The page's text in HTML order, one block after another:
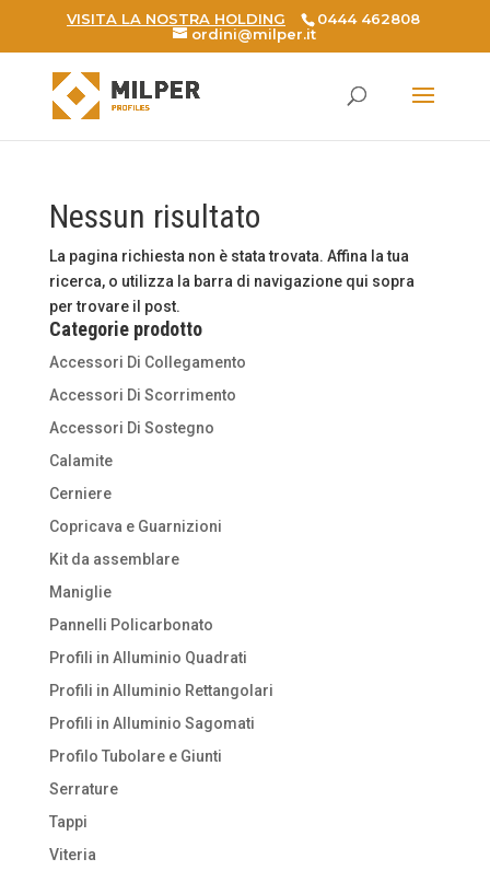
VISITA LA NOSTRA HOLDING
0444 462808
ordini@milper.it
Products
search
Nessun risultato
La pagina richiesta non è stata trovata. Affina la tua
ricerca, o utilizza la barra di navigazione qui sopra
per trovare il post.
Categorie prodotto
Accessori Di Collegamento
Accessori Di Scorrimento
Accessori Di Sostegno
Calamite
Cerniere
Copricava e Guarnizioni
Kit da assemblare
Maniglie
Pannelli Policarbonato
Profili in Alluminio Quadrati
Profili in Alluminio Rettangolari
Profili in Alluminio Sagomati
Profilo Tubolare e Giunti
Serrature
Tappi
Viteria